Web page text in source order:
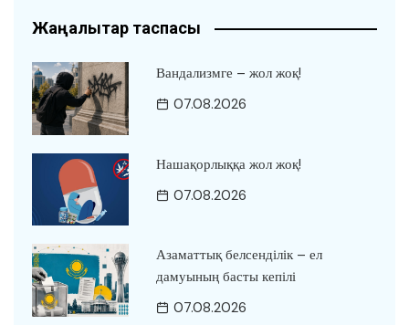
Жаңалықтар таспасы
Вандализмге – жол жоқ!
07.08.2026
Нашақорлыққа жол жоқ!
07.08.2026
Азаматтық белсенділік – ел
дамуының басты кепілі
07.08.2026